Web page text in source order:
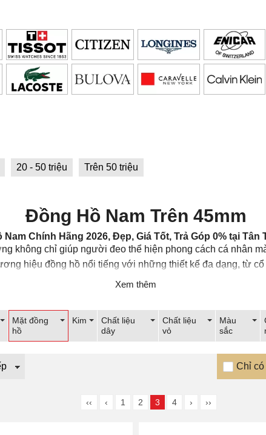
20 - 50 triệu Trên 50 triệu
Đồng Hồ Nam Trên 45mm
Chính Hãng 2026, Đẹp, Giá Tốt, Trả Góp 0% tại Tân
không chỉ giúp người đeo thể hiện phong cách cá nhân
hiệu đồng hồ nổi tiếng với những thiết kế đa dạng, từ
kể đến như: Citizen, Bulova, Movado, Longines, Tissot,
mẫu mãđồng hồ đeo tay nam chính hãngkhác nhau.
sắm đồng hồ tại Showroom. Khi lựa chọn đồng hồ nam
cho mình một chiếc đồng hồ đeo tay chính hãngdành
Xem thêm
Mặt đồng
hồ
Kim
Chất liệu
dây
Chất liệu
vỏ
Màu
sắc
Chỉ có
‹‹ ‹ 1 2 3 4 › ››